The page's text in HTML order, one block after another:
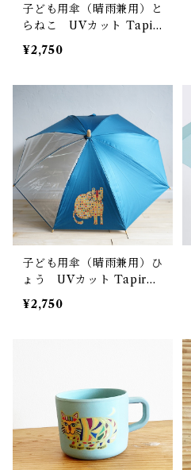
子ども用傘（晴雨兼用）と
らねこ UVカット Tapir
ok OKUYAMA YU タピ
ロク 奥山優
¥2,750
子ども用傘（晴雨兼用）ひ
ょう UVカット Tapirok
OKUYAMA YU タピロク
奥山優
¥2,750